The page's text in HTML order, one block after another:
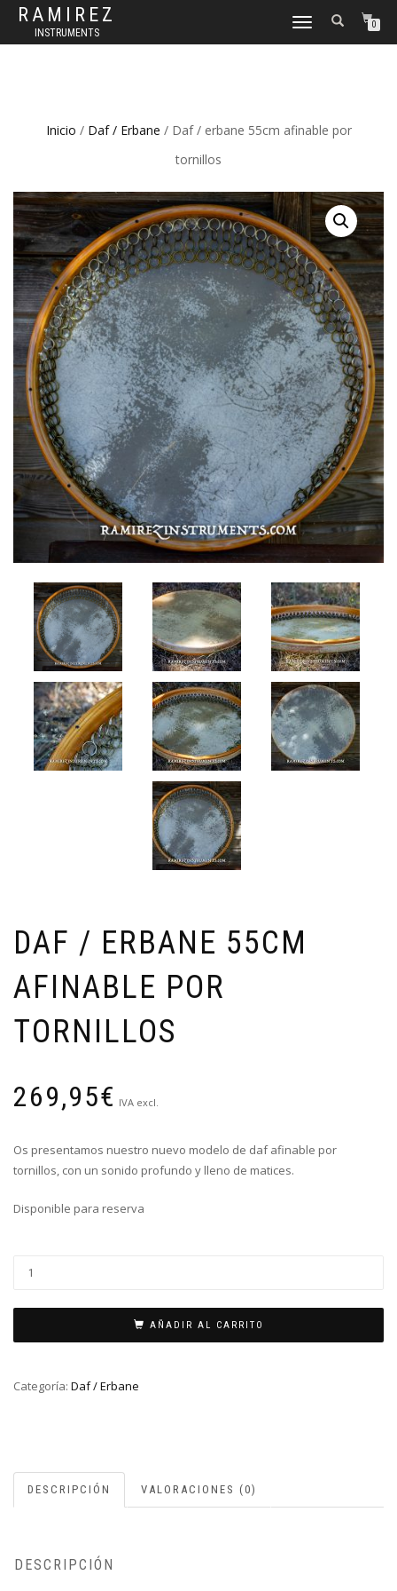
RAMIREZ
INSTRUMENTS
CAMBIAR
0
Inicio / Daf / Erbane / Daf / erbane 55cm afinable por
tornillos
DAF / ERBANE 55CM
AFINABLE POR
TORNILLOS
269,95€ IVA excl.
Os presentamos nuestro nuevo modelo de daf afinable por
tornillos, con un sonido profundo y lleno de matices.
Disponible para reserva
erbane
afinable
tornillos
AÑADIR AL CARRITO
Categoría: Daf / Erbane
DESCRIPCIÓN VALORACIONES (0)
DESCRIPCIÓN